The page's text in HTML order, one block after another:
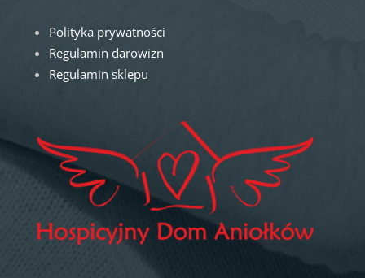
Polityka prywatności
Regulamin darowizn
Regulamin sklepu